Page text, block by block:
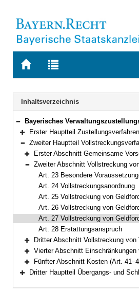
Zur
BAYERN.RECHT
Zur
letzten
Suche
Navigation
Inhaltsverzeichnis
Bereich reduzieren
Bayerisches Verwaltungszustellungs- und Vollstreckungsgesetz (VwZVG) in der Fassung der Bekanntmachung
Bereich erweitern
Erster Hauptteil
Bereich reduzieren
Zweiter Hauptteil
Bereich erweitern
Erster Abschnitt Gemeinsame
Bereich reduzieren
Zweiter Abschnitt Vollstreckung von Verwaltungsakten, mit
Art. 23 Besondere
Art. 24 Vollstreckungsanordnung
Art. 25 Vollstreckung von
Art. 26 Vollstreckung von Geldforderungen der
Art. 27 Vollstreckung von Geldforderungen sonstiger
Art. 28 Erstattungsanspruch
Bereich erweitern
Dritter Abschnitt Vollstreckung von Verwaltungsakten, mit denen eine
Bereich erweitern
Vierter Abschnitt Einschränkungen
Bereich erweitern
Fünfter Abschnitt Kosten (Art.
Dritter Hauptteil Übergangs- und